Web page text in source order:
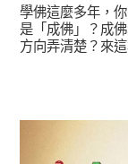
學佛這麼多年，
是「成佛」？成
方向弄清楚？來